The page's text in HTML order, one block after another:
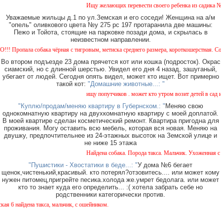
Ищу желающих перевести своего ребенка из садика
Уважаемые жильцы д.1 по ул.Земская и его соседи! Женщина на а/м
"опель" оливкового цвета №у 275 рс 197 протаранила две машины:
Пежо и Тойота, стоящие на парковке позади дома, и скрылась в
неизвестном направлении.
собака чёрная с тигровым, метиска среднего размера, короткошерстная. Собака
Во втором подъезде 23 дома прячется кот или кошка (подросток). Окрас
сиамский, но с длинной шерстью. Увидел его дня 4 назад, зашуганый,
убегает от людей. Сегодня опять видел, может кто ищет. Вот примерно
такой кот: "Домашние животные...: "
ищу попутчиков . может кто утром возит детей в сад
"Куплю/продам/меняю квартиру в Губернском.: " Меняю свою
однокомнатную квартиру на двухкомнатную квартиру с моей доплатой.
В моей квартире сделан косметический ремонт. Квартира пригодна для
проживания. Могу оставить всю мебель, которая вся новая. Меняю на
двушку, предпочтительнее из 24-этажных высоток на Земской улице и
не ниже 15 этажа
Найдена собака. Порода такса. Мальчик. Ухоженная с
"Пушистики - Хвостатики в беде...: "У дома №6 бегает
щенок,чистенький,красивый. кто потерял?отзовитесь.... или может кому
нужен питомец,пригрейте песика.холода же.умрет бедолага. или может
кто то знает куда его определить... :( хотела забрать себе но
родственники категорически против.
такса, мальчик, с ошейником.